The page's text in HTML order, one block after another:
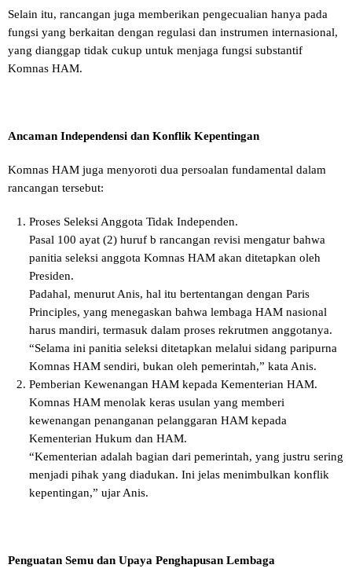
Selain itu, rancangan juga memberikan pengecualian hanya pada
fungsi yang berkaitan dengan regulasi dan instrumen internasional,
yang dianggap tidak cukup untuk menjaga fungsi substantif
Komnas HAM.
Ancaman Independensi dan Konflik Kepentingan
Komnas HAM juga menyoroti dua persoalan fundamental dalam
rancangan tersebut:
Proses Seleksi Anggota Tidak Independen.
Pasal 100 ayat (2) huruf b rancangan revisi mengatur bahwa
panitia seleksi anggota Komnas HAM akan ditetapkan oleh
Presiden.
Padahal, menurut Anis, hal itu bertentangan dengan Paris
Principles, yang menegaskan bahwa lembaga HAM nasional
harus mandiri, termasuk dalam proses rekrutmen anggotanya.
“Selama ini panitia seleksi ditetapkan melalui sidang paripurna
Komnas HAM sendiri, bukan oleh pemerintah,” kata Anis.
Pemberian Kewenangan HAM kepada Kementerian HAM.
Komnas HAM menolak keras usulan yang memberi
kewenangan penanganan pelanggaran HAM kepada
Kementerian Hukum dan HAM.
“Kementerian adalah bagian dari pemerintah, yang justru sering
menjadi pihak yang diadukan. Ini jelas menimbulkan konflik
kepentingan,” ujar Anis.
Penguatan Semu dan Upaya Penghapusan Lembaga